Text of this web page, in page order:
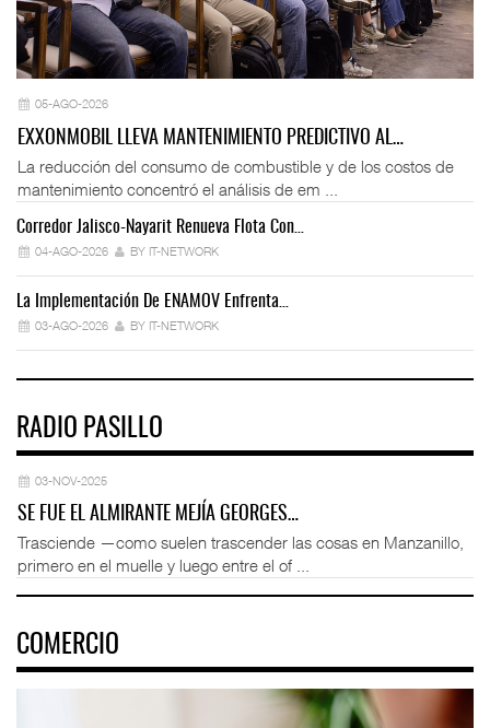
05-AGO-2026
EXXONMOBIL LLEVA MANTENIMIENTO PREDICTIVO AL…
La reducción del consumo de combustible y de los costos de
mantenimiento concentró el análisis de em ...
Corredor Jalisco-Nayarit Renueva Flota Con…
04-AGO-2026 BY IT-NETWORK
La Implementación De ENAMOV Enfrenta…
03-AGO-2026 BY IT-NETWORK
RADIO PASILLO
03-NOV-2025
SE FUE EL ALMIRANTE MEJÍA GEORGES…
Trasciende —como suelen trascender las cosas en Manzanillo,
primero en el muelle y luego entre el of ...
COMERCIO